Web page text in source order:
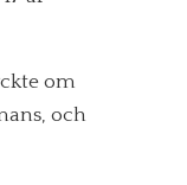
om
och